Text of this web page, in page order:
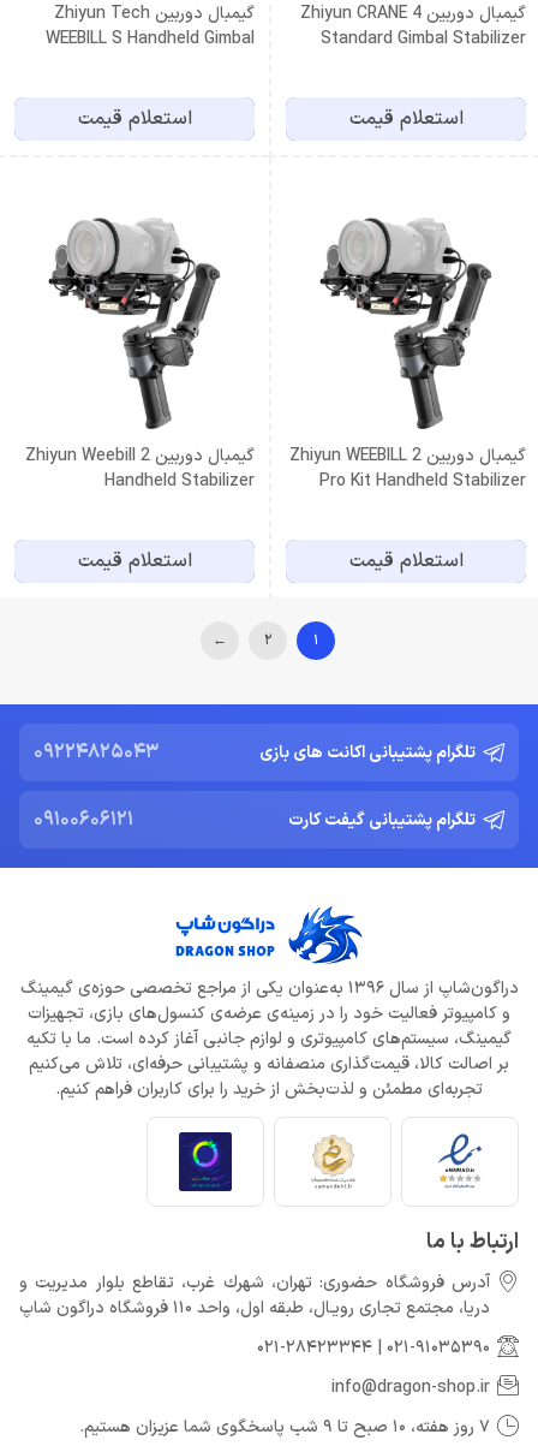
گیمبال دوربین Zhiyun CRANE 4
Standard Gimbal Stabilizer
استعلام قیمت
گیمبال دوربین Zhiyun Tech
WEEBILL S Handheld Gimbal
استعلام قیمت
گیمبال دوربین Zhiyun WEEBILL 2
Pro Kit Handheld Stabilizer
استعلام قیمت
گیمبال دوربین Zhiyun Weebill 2
Handheld Stabilizer
استعلام قیمت
1
2
←
تلگرام پشتیبانی اکانت های بازی 09224825043
تلگرام پشتیبانی گیفت کارت 09100606121
دراگون‌شاپ از سال 1396 به‌عنوان یکی از مراجع تخصصی حوزه‌ی گیمینگ
و کامپیوتر فعالیت خود را در زمینه‌ی عرضه‌ی کنسول‌های بازی، تجهیزات
گیمینگ، سیستم‌های کامپیوتری و لوازم جانبی آغاز کرده است. ما با تکیه
بر اصالت کالا، قیمت‌گذاری منصفانه و پشتیبانی حرفه‌ای، تلاش می‌کنیم
تجربه‌ای مطمئن و لذت‌بخش از خرید را برای کاربران فراهم کنیم.
ارتباط با ما
آدرس فروشگاه حضوری: تهران، شهرك غرب، تقاطع بلوار مدیریت و
دريا، مجتمع تجارى رويـال، طبقه اول، واحد 110 فروشگاه دراگون شاپ
021-91035390
021-28423344
info@dragon-shop.ir
7 روز هفته، 10 صبح تا 9 شب پاسخگوی شما عزیزان هستیم.